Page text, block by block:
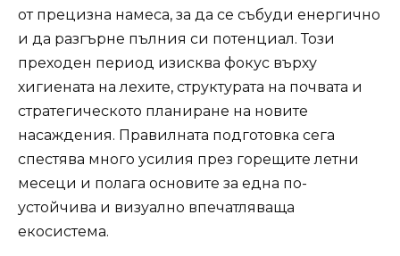
от прецизна намеса, за да се събуди енергично
и да разгърне пълния си потенциал. Този
преходен период изисква фокус върху
хигиената на лехите, структурата на почвата и
стратегическото планиране на новите
насаждения. Правилната подготовка сега
спестява много усилия през горещите летни
месеци и полага основите за една по-
устойчива и визуално впечатляваща
екосистема.